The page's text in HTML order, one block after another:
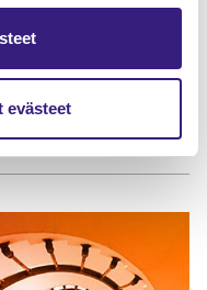
evästeet
ja